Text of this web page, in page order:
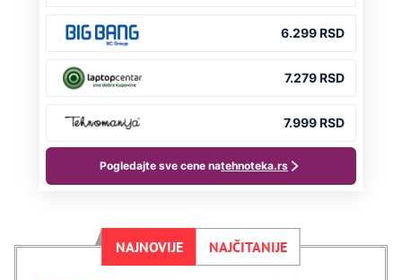
NAJNOVIJE NAJČITANIJE